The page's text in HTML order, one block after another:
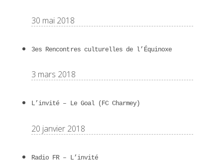
30 mai 2018
3es Rencontres culturelles de l’Équinoxe
3 mars 2018
L’invité – Le Goal (FC Charmey)
20 janvier 2018
Radio FR – L’invité